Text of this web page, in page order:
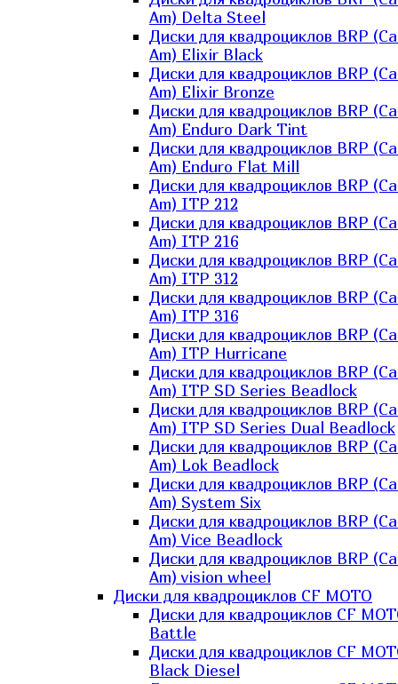
Am) Delta Steel
Диски для квадроциклов BRP
Am) Elixir Black
Диски для квадроциклов BRP
Am) Elixir Bronze
Диски для квадроциклов BRP
Am) Enduro Dark Tint
Диски для квадроциклов BRP
Am) Enduro Flat Mill
Диски для квадроциклов BRP
Am) ITP 212
Диски для квадроциклов BRP
Am) ITP 216
Диски для квадроциклов BRP
Am) ITP 312
Диски для квадроциклов BRP
Am) ITP 316
Диски для квадроциклов BRP
Am) ITP Hurricane
Диски для квадроциклов BRP
Am) ITP SD Series Beadlock
Диски для квадроциклов BRP
Am) ITP SD Series Dual Beadlock
Диски для квадроциклов BRP
Am) Lok Beadlock
Диски для квадроциклов BRP
Am) System Six
Диски для квадроциклов BRP
Am) Vice Beadlock
Диски для квадроциклов BRP
Am) vision wheel
Диски для квадроциклов CF MOTO
Диски для квадроциклов CF
Battle
Диски для квадроциклов CF
Black Diesel